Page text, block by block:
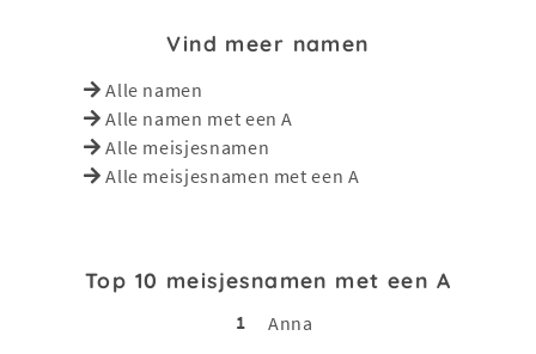
Vind meer namen
Alle namen
Alle namen met een A
Alle meisjesnamen
Alle meisjesnamen met een A
Top 10 meisjesnamen met een A
1
Anna